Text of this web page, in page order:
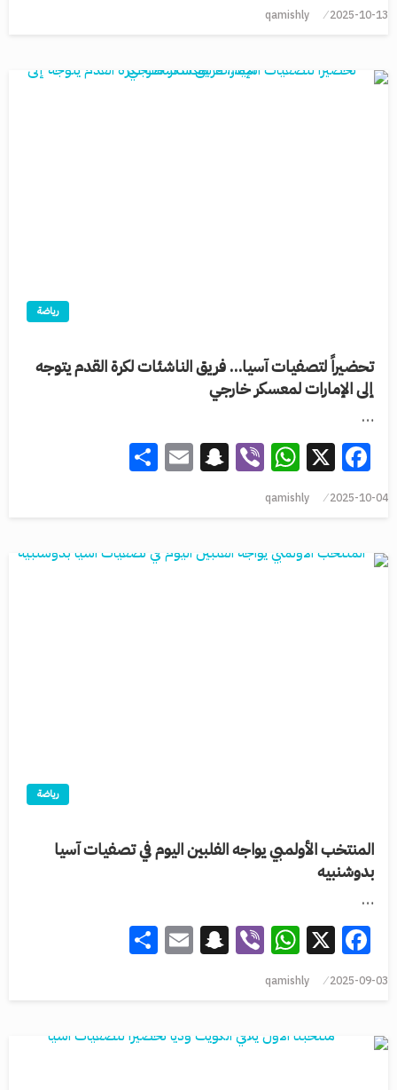
2025-10-13
qamishly
رياضة
تحضيراً لتصفيات آسيا… فريق الناشئات لكرة القدم يتوجه
إلى الإمارات لمعسكر خارجي
…
Facebook
X
WhatsApp
Viber
Snapchat
Email
2025-10-04
qamishly
رياضة
المنتخب الأولمبي يواجه الفلبين اليوم في تصفيات آسيا
بدوشنبيه
…
Facebook
X
WhatsApp
Viber
Snapchat
Email
2025-09-03
qamishly